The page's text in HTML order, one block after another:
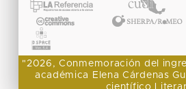
"2026, Conmemoración del
académica Elena Cárdenas
científico